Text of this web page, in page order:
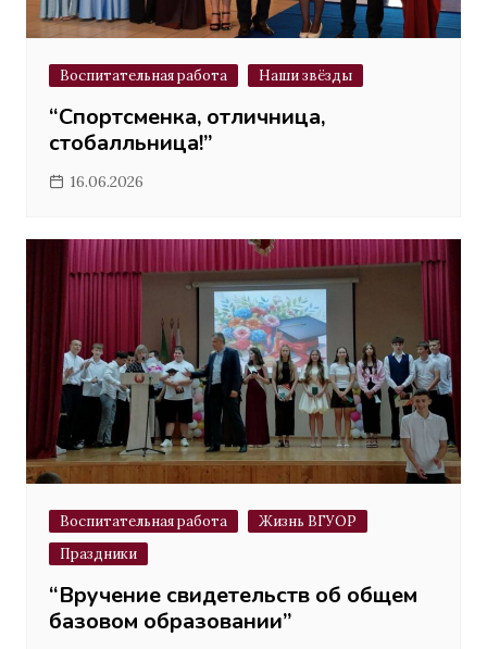
Воспитательная работа Наши звёзды
“Спортсменка, отличница,
стобалльница!”
16.06.2026
Воспитательная работа
Жизнь ВГУОР
Праздники
“Вручение свидетельств об общем
базовом образовании”